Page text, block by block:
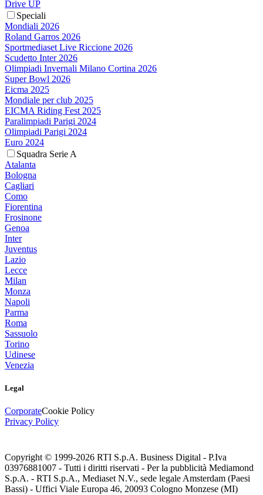
Drive UP
Speciali
Mondiali 2026
Roland Garros 2026
Sportmediaset Live Riccione 2026
Scudetto Inter 2026
Olimpiadi Invernali Milano Cortina 2026
Super Bowl 2026
Eicma 2025
Mondiale per club 2025
EICMA Riding Fest 2025
Paralimpiadi Parigi 2024
Olimpiadi Parigi 2024
Euro 2024
Squadra Serie A
Atalanta
Bologna
Cagliari
Como
Fiorentina
Frosinone
Genoa
Inter
Juventus
Lazio
Lecce
Milan
Monza
Napoli
Parma
Roma
Sassuolo
Torino
Udinese
Venezia
Legal
CorporateCookie Policy
Privacy Policy
Copyright © 1999-2026 RTI S.p.A. Business Digital - P.Iva
03976881007 - Tutti i diritti riservati - Per la pubblicità Mediamond
S.p.A. - RTI S.p.A., Mediaset N.V., sede legale Amsterdam (Paesi
Bassi) - Uffici Viale Europa 46, 20093 Cologno Monzese (MI)